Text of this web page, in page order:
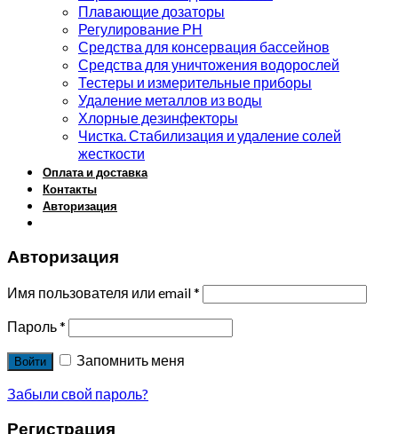
Плавающие дозаторы
Регулирование РН
Средства для консервация бассейнов
Средства для уничтожения водорослей
Тестеры и измерительные приборы
Удаление металлов из воды
Хлорные дезинфекторы
Чистка. Стабилизация и удаление солей
жесткости
Оплата и доставка
Контакты
Авторизация
Авторизация
Имя пользователя или email*
Пароль*
Войти
Запомнить меня
Забыли свой пароль?
Регистрация